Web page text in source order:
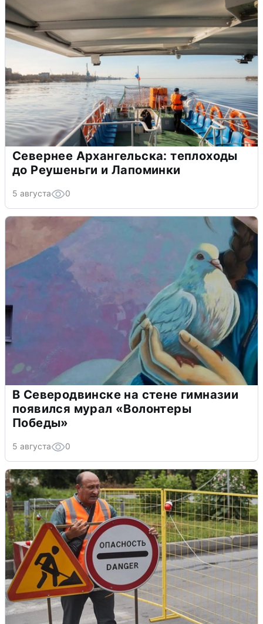
Севернее Архангельска: теплоходы
до Реушеньги и Лапоминки
5 августа 0
В Северодвинске на стене гимназии
появился мурал «Волонтеры
Победы»
5 августа 0